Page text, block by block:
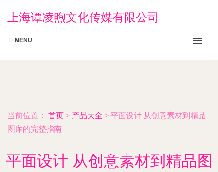
上海谭凌煦文化传媒有限公司
MENU
当前位置： 首页 > 产品大全 > 平面设计 从创意素材到精品
图库的完整指南
平面设计 从创意素材到精品图